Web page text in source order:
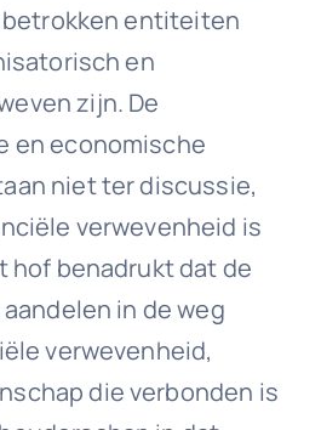
entiteiten
en
zijn. De
en economische
niet ter discussie,
verwevenheid is
hof benadrukt dat de
in de weg
verwevenheid,
die verbonden is